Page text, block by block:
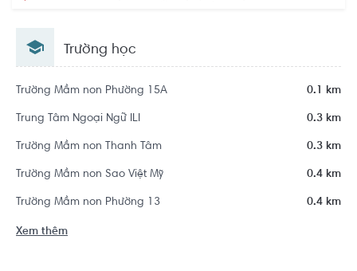
Trường học
Trường Mầm non Phường 15A 0.1 km
Trung Tâm Ngoại Ngữ ILI 0.3 km
Trường Mầm non Thanh Tâm 0.3 km
Trường Mầm non Sao Việt Mỹ 0.4 km
Trường Mầm non Phường 13 0.4 km
Xem thêm